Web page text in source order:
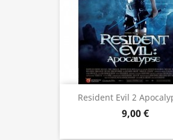
Resident Evil 2
9,00 €